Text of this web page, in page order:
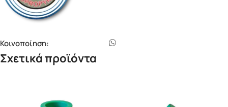
Κοινοποίηση:
Σχετικά προϊόντα